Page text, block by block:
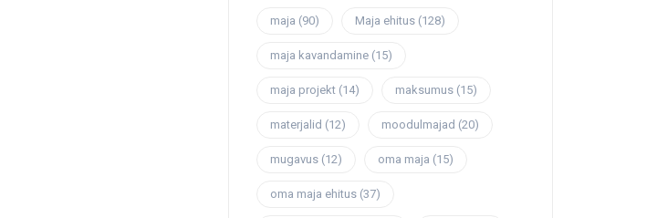
maja (90) Maja ehitus (128)
maja kavandamine (15)
maja projekt (14) maksumus (15)
materjalid (12) moodulmajad (20)
mugavus (12) oma maja (15)
oma maja ehitus (37)